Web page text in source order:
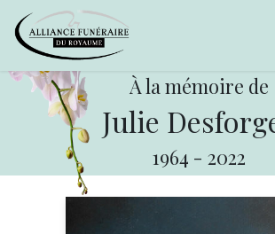
À la mémoire de
Julie
1964 - 2022